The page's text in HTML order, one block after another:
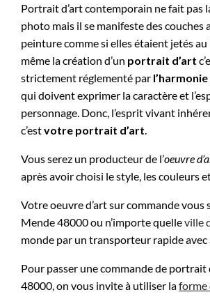
Portrait d’art contemporain ne fait pas
photo mais il se manifeste des couches
peinture comme si elles étaient jetés au
même la création d’un portrait d’art
strictement réglementé par
qui doivent exprimer la caractère et
personnage. Donc, l’esprit vivant
c’estvotre portrait d’art.
Vous serez un producteur de l’oeuvre
après avoir choisi le style, les couleurs
Votre oeuvre d’art sur commande vous
Mende 48000 ou n’importe quelleville
monde par un transporteur rapide avec
Pour passer une commande de portrait
48000, on vous invite à utiliser laforme